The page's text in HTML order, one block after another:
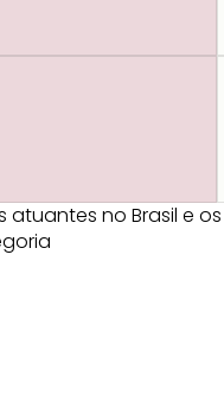
no Brasil e os